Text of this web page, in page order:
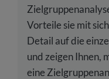
Vorteile sie mit
Detail auf die
und zeigen Ihnen,
eine